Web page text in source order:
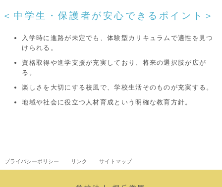
＜中学生・保護者が安心できるポイント＞
入学時に進路が未定でも、体験型カリキュラムで適性を見つ
けられる。
資格取得や進学支援が充実しており、将来の選択肢が広が
る。
楽しさを大切にする校風で、学校生活そのものが充実する。
地域や社会に役立つ人材育成という明確な教育方針。
プライバシーポリシー リンク サイトマップ